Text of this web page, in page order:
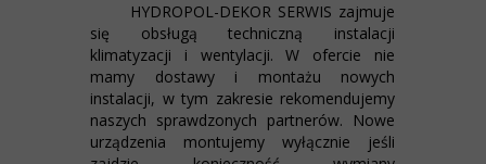
HYDROPOL-DEKOR SERWIS zajmuje
się obsługą techniczną instalacji
klimatyzacji i wentylacji. W ofercie nie
mamy dostawy i montażu nowych
instalacji, w tym zakresie rekomendujemy
naszych sprawdzonych partnerów. Nowe
urządzenia montujemy wyłącznie jeśli